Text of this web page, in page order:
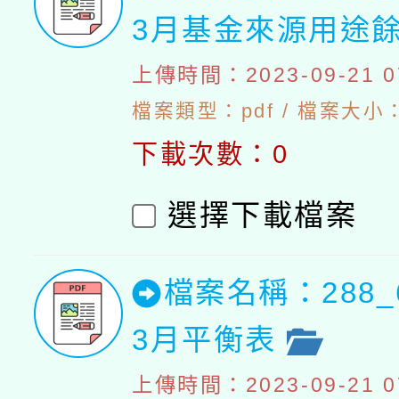
3月基金來源用途
上傳時間：2023-09-21
檔案類型：pdf / 檔案大小
下載次數：0
選擇下載檔案
檔案名稱：
3月平衡表
上傳時間：2023-09-21